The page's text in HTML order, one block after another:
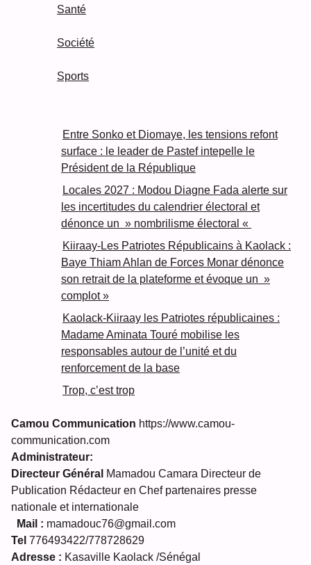
Santé
Société
Sports
Entre Sonko et Diomaye, les tensions refont
surface : le leader de Pastef intepelle le
Président de la République
Locales 2027 : Modou Diagne Fada alerte sur
les incertitudes du calendrier électoral et
dénonce un » nombrilisme électoral «
Kiiraay-Les Patriotes Républicains à Kaolack :
Baye Thiam Ahlan de Forces Monar dénonce
son retrait de la plateforme et évoque un »
complot »
Kaolack-Kiiraay les Patriotes républicaines :
Madame Aminata Touré mobilise les
responsables autour de l’unité et du
renforcement de la base
Trop, c’est trop
Camou Communication https://www.camou-
communication.com
Administrateur:
Directeur Général Mamadou Camara Directeur de
Publication Rédacteur en Chef partenaires presse
nationale et internationale
Mail : mamadouc76@gmail.com
Tel 776493422/778728629
Adresse : Kasaville Kaolack /Sénégal